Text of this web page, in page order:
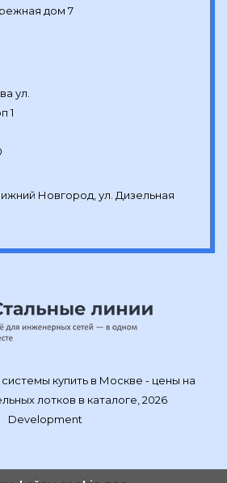
дом 7
ул.
1
Новгород, ул. Дизельная
купить в Москве - цены на
лотков в каталоге, 2026
Development